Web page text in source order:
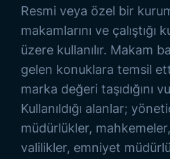
Resmi veya özel bir
makamlarını ve
üzere kullanılır. Makam
gelen konuklara temsil
marka değeri taşıdığını
Kullanıldığı alanlar;
müdürlükler,
valilikler, emniyet